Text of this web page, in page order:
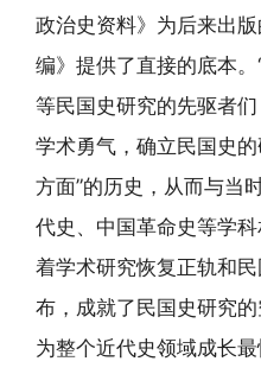
政治史资料》为后来出
编》提供了直接的底本。
等民国史研究的先驱者
学术勇气，确立民国史
方面”的历史，从而与当
代史、中国革命史等学
着学术研究恢复正轨和
布，成就了民国史研究
为整个近代史领域成长